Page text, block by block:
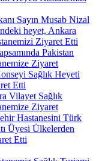
Sayın Musab Nizal
heyet, Ankara
Ziyaret Etti
Pakistan
Ziyaret
Sağlık Heyeti
Etti
Vilayet Sağlık
Ziyaret
Hastanesini Türk
Üyesi Ülkelerden
Etti